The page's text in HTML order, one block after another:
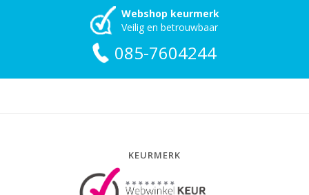
Webshop keurmerk
Veilig en betrouwbaar
085-7604244
KEURMERK